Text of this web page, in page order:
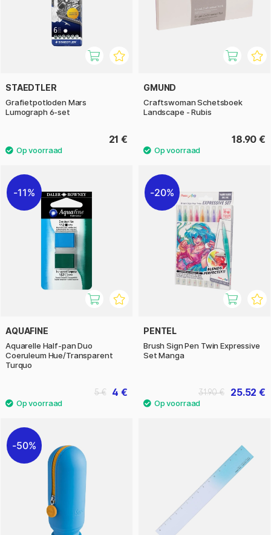
STAEDTLER
Grafietpotloden Mars
Lumograph 6-set
21 €
GMUND
Craftswoman Schetsboek
Landscape - Rubis
18.90 €
11%
AQUAFINE
Aquarelle Half-pan Duo
Coeruleum Hue/Transparent
Turquo
4 €
5 €
20%
PENTEL
Brush Sign Pen Twin Expressive
Set Manga
25.52 €
31.90 €
50%